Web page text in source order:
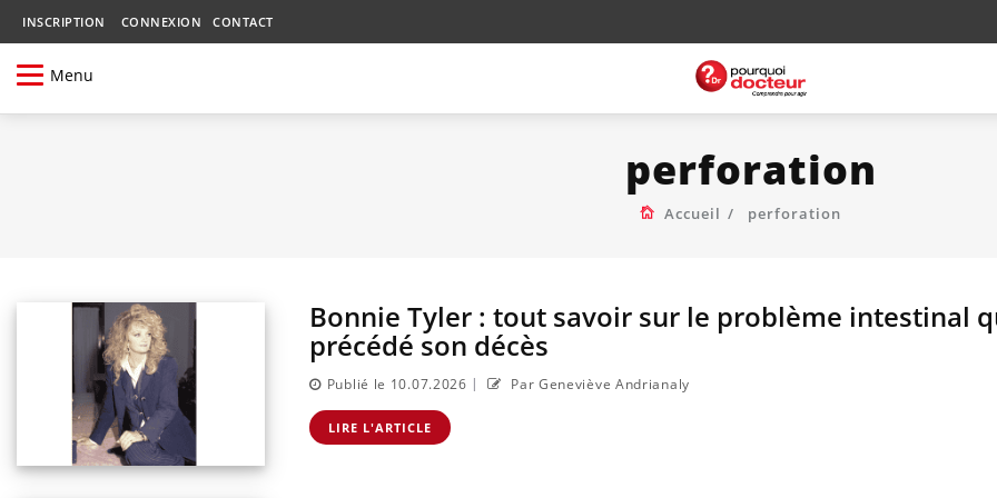
INSCRIPTION CONNEXION CONTACT
Menu
perforation
Accueil perforation
Bonnie Tyler : tout savoir sur le problème intestinal
précédé son décès
Publié le 10.07.2026 | Par Geneviève Andrianaly
LIRE L'ARTICLE